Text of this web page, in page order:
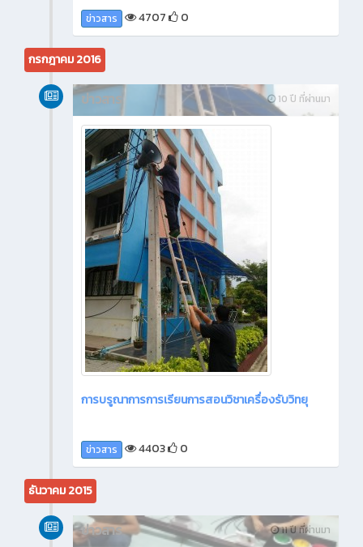
ข่าวสาร 4707 0
กรกฎาคม 2016
10 ปี ที่ผ่านมา
ข่าวสาร
การบรูณาการการเรียนการสอนวิชาเครื่องรับวิทยุ
ข่าวสาร 4403 0
ธันวาคม 2015
11 ปี ที่ผ่านมา
ข่าวสาร